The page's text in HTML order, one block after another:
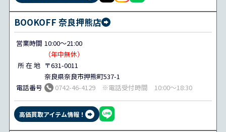
BOOKOFF 奈良押熊店
営業時間 10:00～21:00
（年中無休）
所 在 地 〒631-0011
奈良県奈良市押熊町537-1
電話番号
0742-46-4129 ※電話受付時間 10:00～18:30
高価買取アイテム情報！